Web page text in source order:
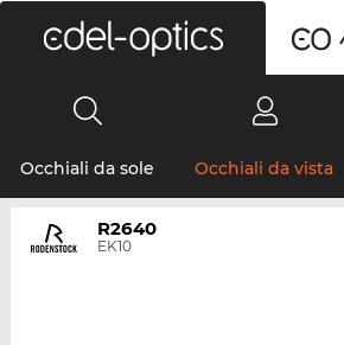
Occhiali da sole Occhiali da vista
R2640
EK10